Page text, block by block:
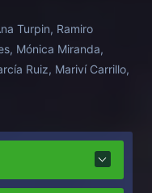
cuyo contenido,
Mundial muy
fondos, les situará
Turpin, Ramiro
Mónica Miranda,
Ruiz, Mariví Carrillo,